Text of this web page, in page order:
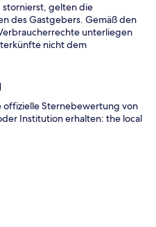
gelten die
des Gastgebers. Gemäß den
unterliegen
nicht dem
offizielle Sternebewertung von
Institution erhalten: the local